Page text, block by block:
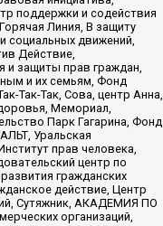
поддержки и содействия
Линия, В защиту
социальных движений,
Действие,
и защиты прав граждан,
и их семьям, Фонд
Так-Так, Сова, центр Анна,
Мемориал,
Парк Гагарина, Фонд
Уральская
прав человека,
центр по
гражданских
действие, Центр
Сутяжник, АКАДЕМИЯ ПО
организаций,